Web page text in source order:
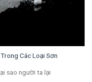
Các Loại Sơn
sao người ta lại